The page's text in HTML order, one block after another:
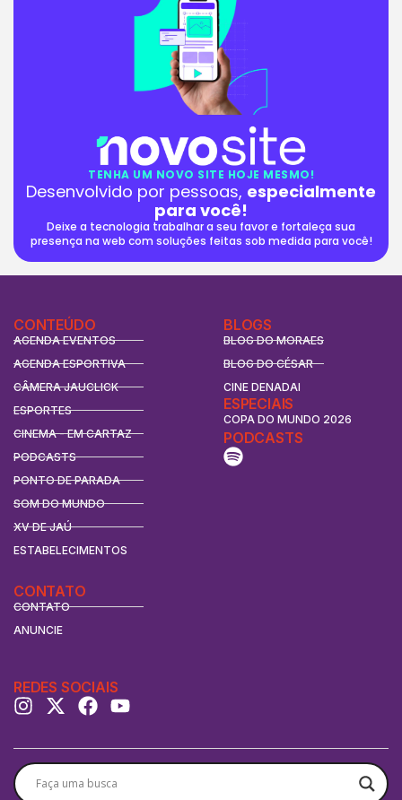
TENHA UM NOVO SITE HOJE MESMO!
Desenvolvido por pessoas, especialmente
para você!
Deixe a tecnologia trabalhar a seu favor e fortaleça sua
presença na web com soluções feitas sob medida para você!
CONTEÚDO
AGENDA EVENTOS
AGENDA ESPORTIVA
CÂMERA JAUCLICK
ESPORTES
CINEMA - EM CARTAZ
PODCASTS
PONTO DE PARADA
SOM DO MUNDO
XV DE JAÚ
ESTABELECIMENTOS
BLOGS
BLOG DO MORAES
BLOG DO CÉSAR
CINE DENADAI
ESPECIAIS
COPA DO MUNDO 2026
CONTATO
CONTATO
ANUNCIE
PODCASTS
REDES SOCIAIS